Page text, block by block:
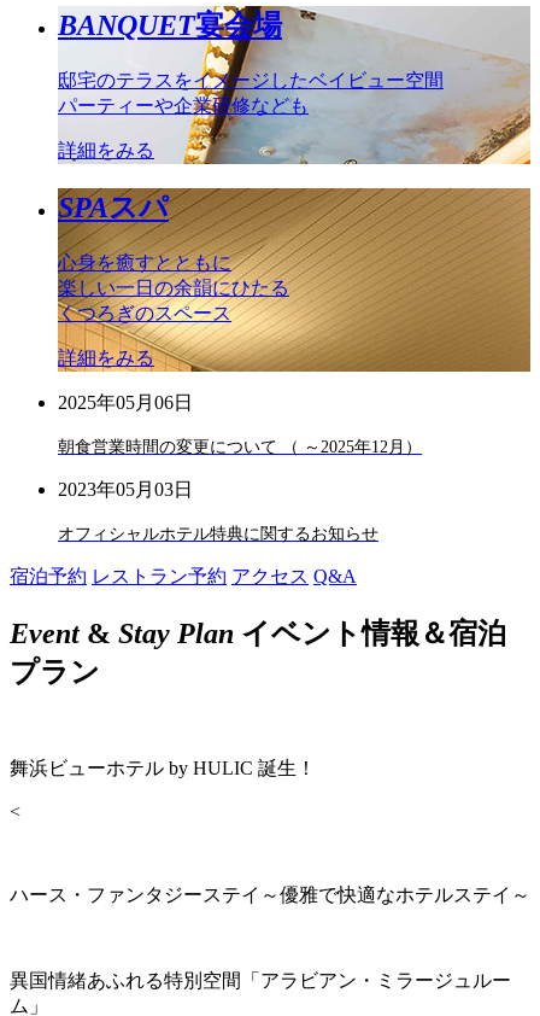
BANQUET宴会場
邸宅のテラスをイメージしたベイビュー空間
パーティーや企業研修なども
詳細をみる
SPAスパ
心身を癒すとともに
楽しい一日の余韻にひたる
くつろぎのスペース
詳細をみる
2025年05月06日
朝食営業時間の変更について （ ～2025年12月）
2023年05月03日
オフィシャルホテル特典に関するお知らせ
宿泊予約 レストラン予約 アクセス Q&A
Event& Stay Plan イベント情報＆宿泊
プラン
舞浜ビューホテル by HULIC 誕生！
<
ハース・ファンタジーステイ～優雅で快適なホテルステイ～
異国情緒あふれる特別空間「アラビアン・ミラージュルー
ム」